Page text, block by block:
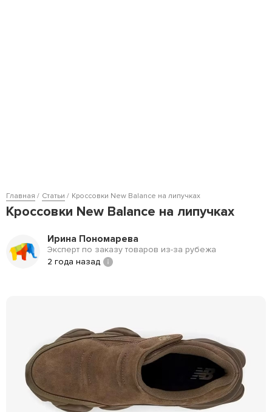
Главная Статьи Кроссовки New Balance на липучках
Кроссовки New Balance на липучках
Ирина Пономарева
Эксперт по заказу товаров из-за рубежа
2 года назад